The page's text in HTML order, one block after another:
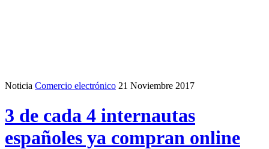
Noticia Comercio electrónico 21 Noviembre 2017
3 de cada 4 internautas
españoles ya compran online